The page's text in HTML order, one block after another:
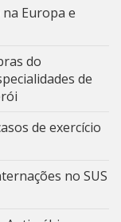
Europa e
do
de
de exercício
no SUS